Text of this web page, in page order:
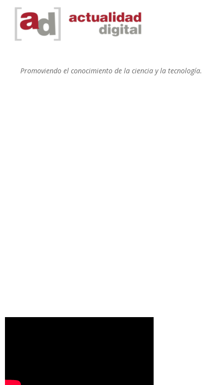
Promoviendo el conocimiento de la ciencia y la tecnología.